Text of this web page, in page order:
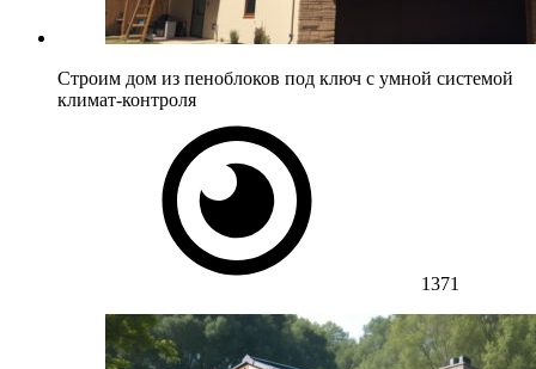
Строим дом из пеноблоков под ключ с умной системой
климат-контроля
1371